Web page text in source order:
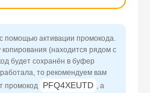
помощью активации промокода.
(находится рядом с
будет сохранён в буфер
то рекомендуем вам
промокод
PFQ4XEUTD , а